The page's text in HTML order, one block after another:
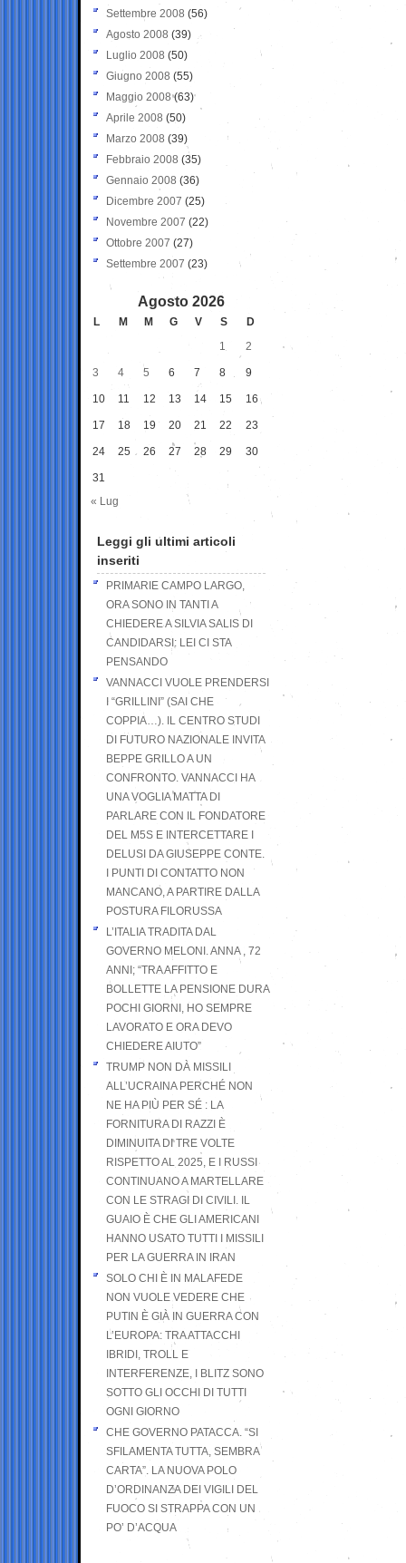
Settembre 2008 (56)
Agosto 2008 (39)
Luglio 2008 (50)
Giugno 2008 (55)
Maggio 2008(63)
Aprile 2008 (50)
Marzo 2008 (39)
Febbraio 2008 (35)
Gennaio 2008 (36)
Dicembre 2007 (25)
Novembre 2007 (22)
Ottobre 2007 (27)
Settembre 2007 (23)
Agosto 2026
L M M G V S
D
1
2
3 4 5 6 7 8 9
10 11 12 13 14 15 16
17 18 19 20 21 22 23
24 25 26 27 28 29 30
31
« Lug
Leggi gli ultimi articoli
inseriti
PRIMARIE CAMPO LARGO,
ORA SONO IN TANTI A
CHIEDERE A SILVIA SALIS DI
CANDIDARSI: LEI CI STA
PENSANDO
VANNACCI VUOLE PRENDERSI
I “GRILLINI” (SAI CHE
COPPIA…). IL CENTRO STUDI
DI FUTURO NAZIONALE INVITA
BEPPE GRILLO A UN
CONFRONTO. VANNACCI HA
UNA VOGLIA MATTA DI
PARLARE CON IL FONDATORE
DEL M5S E INTERCETTARE I
DELUSI DA GIUSEPPE CONTE.
I PUNTI DI CONTATTO NON
MANCANO, A PARTIRE DALLA
POSTURA FILORUSSA
L’ITALIA TRADITA DAL
GOVERNO MELONI. ANNA , 72
ANNI; “TRA AFFITTO E
BOLLETTE LA PENSIONE DURA
POCHI GIORNI, HO SEMPRE
LAVORATO E ORA DEVO
CHIEDERE AIUTO”
TRUMP NON DÀ MISSILI
ALL’UCRAINA PERCHÉ NON
NE HA PIÙ PER SÉ : LA
FORNITURA DI RAZZI È
DIMINUITA DI TRE VOLTE
RISPETTO AL 2025, E I RUSSI
CONTINUANO A MARTELLARE
CON LE STRAGI DI CIVILI. IL
GUAIO È CHE GLI AMERICANI
HANNO USATO TUTTI I MISSILI
PER LA GUERRA IN IRAN
SOLO CHI È IN MALAFEDE
NON VUOLE VEDERE CHE
PUTIN È GIÀ IN GUERRA CON
L’EUROPA: TRA ATTACCHI
IBRIDI, TROLL E
INTERFERENZE, I BLITZ SONO
SOTTO GLI OCCHI DI TUTTI
OGNI GIORNO
CHE GOVERNO PATACCA. “SI
SFILAMENTA TUTTA, SEMBRA
CARTA”. LA NUOVA POLO
D’ORDINANZA DEI VIGILI DEL
FUOCO SI STRAPPA CON UN
PO’ D’ACQUA